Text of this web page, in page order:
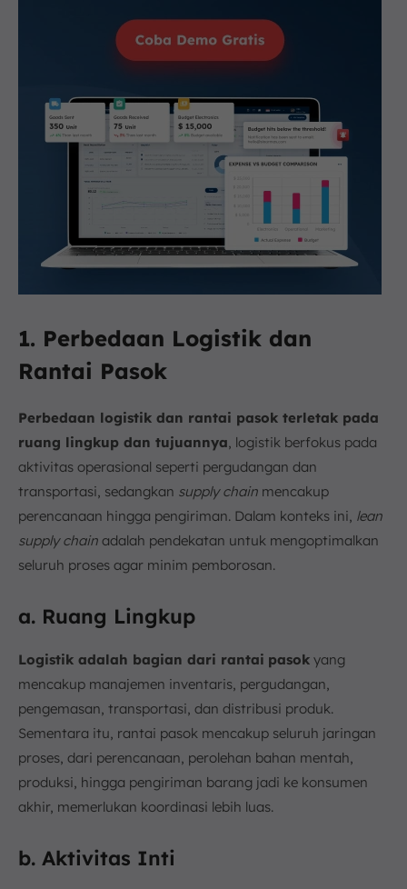
1. Perbedaan Logistik dan
Rantai Pasok
Perbedaan logistik dan rantai pasok terletak pada
ruang lingkup dan tujuannya, logistik berfokus pada
aktivitas operasional seperti pergudangan dan
transportasi, sedangkan supply chain mencakup
perencanaan hingga pengiriman. Dalam konteks ini, lean
supply chain adalah pendekatan untuk mengoptimalkan
seluruh proses agar minim pemborosan.
a. Ruang Lingkup
Logistik adalah bagian dari rantai pasok yang
mencakup manajemen inventaris, pergudangan,
pengemasan, transportasi, dan distribusi produk.
Sementara itu, rantai pasok mencakup seluruh jaringan
proses, dari perencanaan, perolehan bahan mentah,
produksi, hingga pengiriman barang jadi ke konsumen
akhir, memerlukan koordinasi lebih luas.
b. Aktivitas Inti